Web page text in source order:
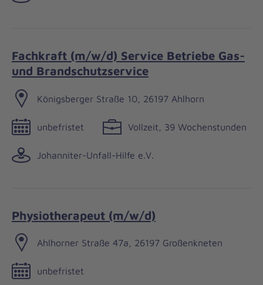
Fachkraft (m/w/d) Service Betriebe Gas-
und Brandschutzservice
Königsberger Straße 10, 26197 Ahlhorn
unbefristet Vollzeit, 39 Wochenstunden
Johanniter-Unfall-Hilfe e.V.
Physiotherapeut (m/w/d)
Ahlhorner Straße 47a, 26197 Großenkneten
unbefristet